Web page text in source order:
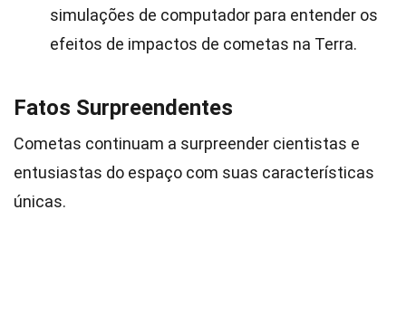
simulações de computador para entender os
efeitos de impactos de cometas na Terra.
Fatos Surpreendentes
Cometas continuam a surpreender cientistas e
entusiastas do espaço com suas características
únicas.